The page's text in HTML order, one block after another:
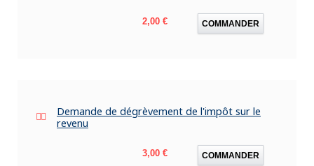
Prix
2,00 € COMMANDER
Demande de dégrèvement de l'impôt sur le
revenu
Prix
3,00 € COMMANDER